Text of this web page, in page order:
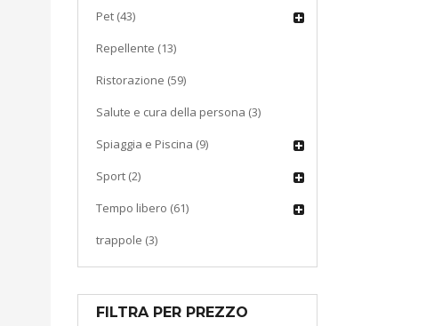
Pet (43)
Repellente (13)
Ristorazione (59)
Salute e cura della persona (3)
Spiaggia e Piscina (9)
Sport (2)
Tempo libero (61)
trappole (3)
FILTRA PER PREZZO